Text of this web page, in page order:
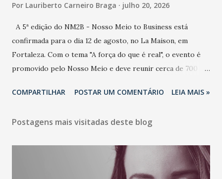
Por Lauriberto Carneiro Braga julho 20, 2026
A 5ª edição do NM2B - Nosso Meio to Business está
confirmada para o dia 12 de agosto, no La Maison, em
Fortaleza. Com o tema "A força do que é real", o evento é
promovido pelo Nosso Meio e deve reunir cerca de 700
e lideranças do Mercado Nacional. Desde 2022, o NM2B
de negócios do Nordeste, reunindo profissionais de marcas
LinkedIn, VISA, Grupo 3corações, TikTok e M. Dias Branco.
A nova edição chega em um momento em que autenticidade
COMPARTILHAR POSTAR UM COMENTÁRIO LEIA MAIS »
Postagens mais visitadas deste blog